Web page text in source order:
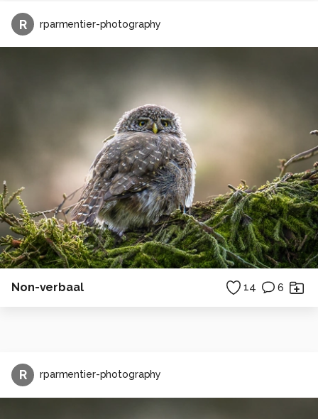
R rparmentier-photography
Non-verbaal 14 6
R rparmentier-photography